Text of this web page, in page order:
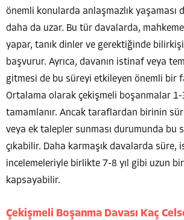
önemli konularda anlaşmazlık yaşaması
daha da uzar. Bu tür davalarda,
yapar, tanık dinler ve gerektiğinde
başvurur. Ayrıca, davanın istinaf veya
gitmesi de bu süreyi etkileyen önemli bir
Ortalama olarak çekişmeli boşanmalar 1-
tamamlanır. Ancak taraflardan birinin
veya ek talepler sunması durumunda bu
çıkabilir. Daha karmaşık davalarda süre,
incelemeleriyle birlikte 7-8 yıl gibi uzun
kapsayabilir.
Çekişmeli Boşanma Davası Kaç